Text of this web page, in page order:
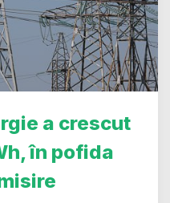
a crescut
în pofida